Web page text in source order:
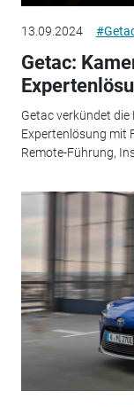
13.09.2024
Getac:
Getac verkündet
Expertenlösung mit
Remote-Führung,